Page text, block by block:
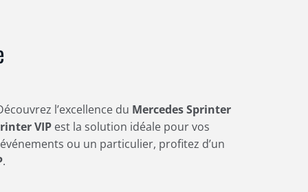
l’excellence du Mercedes Sprinter
VIP est la solution idéale pour vos
ou un particulier, profitez d’un
.